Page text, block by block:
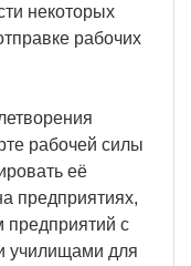
некоторых
рабочих
рабочей силы
её
предприятиях,
предприятий с
училищами для